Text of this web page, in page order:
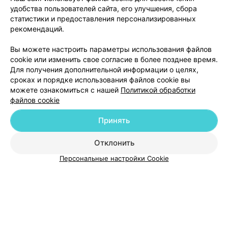
Отзыв . Зав.отд стоматологии живёт и работает по
собственным хотелкам. После операции в частной
операцию, зав.отд стоматологии 36 поликлиники,
должна была выписать больничный , но просто не
захотела этого делать. А с предоставлеными
нормативными актами по этому вопросу не пожелала
даже ознакомиться. Таким закон не писан ? Потому и
не ходят люди в гос.поликлинику.
Отзывы
Добавить компанию
Добавить специалиста
удобства пользователей сайта, его улучшения, сбора
статистики и предоставления персонализированных
рекомендаций.
Вы можете настроить параметры использования файлов
cookie или изменить свое согласие в более позднее время.
Для получения дополнительной информации о целях,
сроках и порядке использования файлов cookie вы
можете ознакомиться с нашей Политикой обработки
файлов cookie
Отклонить
Принять
Персональные настройки Cookie